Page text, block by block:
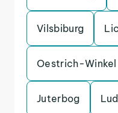
Vilsbiburg
Oestrich-Winkel
Juterbog